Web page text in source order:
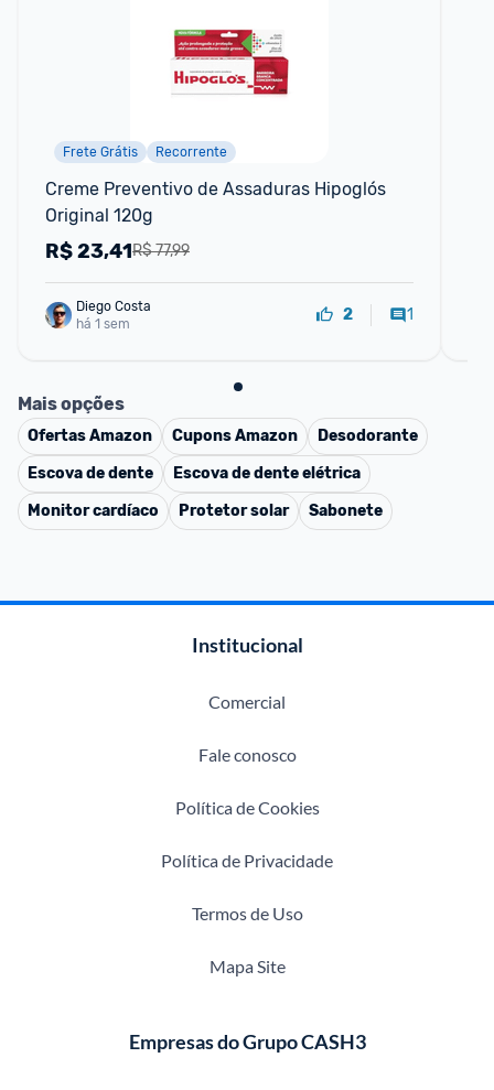
Frete Grátis Recorrente
Creme Preventivo de Assaduras Hipoglós
Original 120g
R$ 77,99
R$23,41
Diego Costa
há 1 sem
2 1
Mais opções
OfertasAmazon CuponsAmazon
Desodorante
Escova de dente
Escova de dente elétrica
Monitor cardíaco
Protetor solar Sabonete
Institucional
Comercial
Fale conosco
Política de Cookies
Política de Privacidade
Termos de Uso
Mapa Site
Empresas do Grupo CASH3